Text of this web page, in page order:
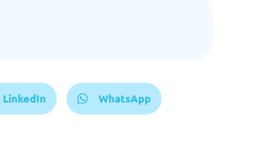
LinkedIn WhatsApp